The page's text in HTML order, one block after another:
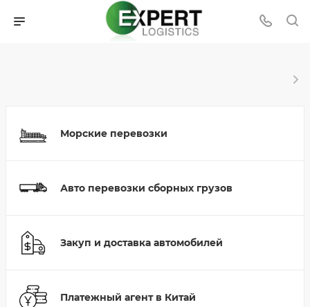
Морские перевозки
Авто перевозки сборных грузов
Закуп и доставка автомобилей
Платежный агент в Китай